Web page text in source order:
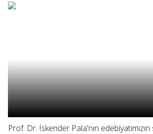
Prof. Dr. İskender Pala'nın